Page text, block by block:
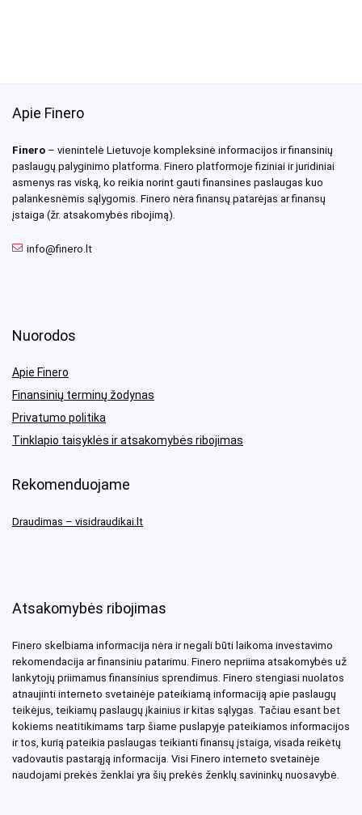
Apie Finero
Finero – vienintelė Lietuvoje kompleksinė informacijos ir finansinių
paslaugų palyginimo platforma. Finero platformoje fiziniai ir juridiniai
asmenys ras viską, ko reikia norint gauti finansines paslaugas kuo
palankesnėmis sąlygomis. Finero nėra finansų patarėjas ar finansų
įstaiga (žr. atsakomybės ribojimą).
info@finero.lt
Nuorodos
Apie Finero
Finansinių terminų žodynas
Privatumo politika
Tinklapio taisyklės ir atsakomybės ribojimas
Rekomenduojame
Draudimas – visidraudikai.lt
Atsakomybės ribojimas
Finero skelbiama informacija nėra ir negali būti laikoma investavimo
rekomendacija ar finansiniu patarimu. Finero nepriima atsakomybės už
lankytojų priimamus finansinius sprendimus. Finero stengiasi nuolatos
atnaujinti interneto svetainėje pateikiamą informaciją apie paslaugų
teikėjus, teikiamų paslaugų įkainius ir kitas sąlygas. Tačiau esant bet
kokiems neatitikimams tarp šiame puslapyje pateikiamos informacijos
ir tos, kurią pateikia paslaugas teikianti finansų įstaiga, visada reikėtų
vadovautis pastarąją informacija. Visi Finero interneto svetainėje
naudojami prekės ženklai yra šių prekės ženklų savininkų nuosavybė.